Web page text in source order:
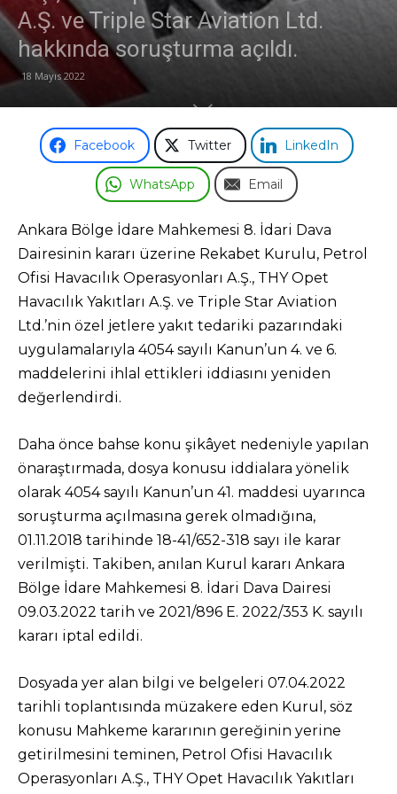
A.Ş. ve Triple Star Aviation Ltd.
hakkında soruşturma açıldı.
18 Mayıs 2022
Facebook Twitter LinkedIn
WhatsApp Email
Ankara Bölge İdare Mahkemesi 8. İdari Dava
Dairesinin kararı üzerine Rekabet Kurulu, Petrol
Ofisi Havacılık Operasyonları A.Ş., THY Opet
Havacılık Yakıtları A.Ş. ve Triple Star Aviation
Ltd.’nin özel jetlere yakıt tedariki pazarındaki
uygulamalarıyla 4054 sayılı Kanun’un 4. ve 6.
maddelerini ihlal ettikleri iddiasını yeniden
değerlendirdi.
Daha önce bahse konu şikâyet nedeniyle yapılan
önaraştırmada, dosya konusu iddialara yönelik
olarak 4054 sayılı Kanun’un 41. maddesi uyarınca
soruşturma açılmasına gerek olmadığına,
01.11.2018 tarihinde 18-41/652-318 sayı ile karar
verilmişti. Takiben, anılan Kurul kararı Ankara
Bölge İdare Mahkemesi 8. İdari Dava Dairesi
09.03.2022 tarih ve 2021/896 E. 2022/353 K. sayılı
kararı iptal edildi.
Dosyada yer alan bilgi ve belgeleri 07.04.2022
tarihli toplantısında müzakere eden Kurul, söz
konusu Mahkeme kararının gereğinin yerine
getirilmesini teminen, Petrol Ofisi Havacılık
Operasyonları A.Ş., THY Opet Havacılık Yakıtları